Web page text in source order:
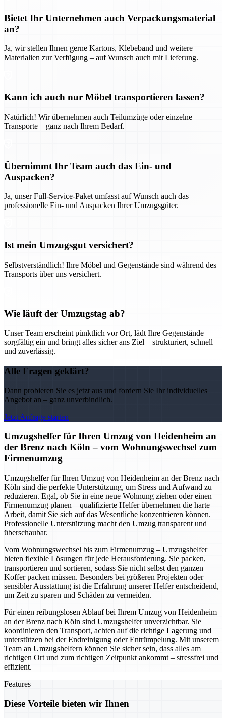
Bietet Ihr Unternehmen auch Verpackungsmaterial
an?
Ja, wir stellen Ihnen gerne Kartons, Klebeband und weitere
Materialien zur Verfügung – auf Wunsch auch mit Lieferung.
Kann ich auch nur Möbel transportieren lassen?
Natürlich! Wir übernehmen auch Teilumzüge oder einzelne
Transporte – ganz nach Ihrem Bedarf.
Übernimmt Ihr Team auch das Ein- und
Auspacken?
Ja, unser Full-Service-Paket umfasst auf Wunsch auch das
professionelle Ein- und Auspacken Ihrer Umzugsgüter.
Ist mein Umzugsgut versichert?
Selbstverständlich! Ihre Möbel und Gegenstände sind während des
Transports über uns versichert.
Wie läuft der Umzugstag ab?
Unser Team erscheint pünktlich vor Ort, lädt Ihre Gegenstände
sorgfältig ein und bringt alles sicher ans Ziel – strukturiert, schnell
und zuverlässig.
Alle Fragen geklärt?
Dann probieren Sie es jetzt aus und fordern Sie Ihr individuelles
Angebot an – ganz unverbindlich.
Jetzt Anfrage starten
Umzugshelfer für Ihren Umzug von Heidenheim an
der Brenz nach Köln – vom Wohnungswechsel zum
Firmenumzug
Umzugshelfer für Ihren Umzug von Heidenheim an der Brenz nach
Köln sind die perfekte Unterstützung, um Stress und Aufwand zu
reduzieren. Egal, ob Sie in eine neue Wohnung ziehen oder einen
Firmenumzug planen – qualifizierte Helfer übernehmen die harte
Arbeit, damit Sie sich auf das Wesentliche konzentrieren können.
Professionelle Unterstützung macht den Umzug transparent und
überschaubar.
Vom Wohnungswechsel bis zum Firmenumzug – Umzugshelfer
bieten flexible Lösungen für jede Herausforderung. Sie packen,
transportieren und sortieren, sodass Sie nicht selbst den ganzen
Koffer packen müssen. Besonders bei größeren Projekten oder
sensibler Ausstattung ist die Erfahrung unserer Helfer entscheidend,
um Zeit zu sparen und Schäden zu vermeiden.
Für einen reibungslosen Ablauf bei Ihrem Umzug von Heidenheim
an der Brenz nach Köln sind Umzugshelfer unverzichtbar. Sie
koordinieren den Transport, achten auf die richtige Lagerung und
unterstützen bei der Endreinigung oder Entrümpelung. Mit unserem
Team an Umzugshelfern können Sie sicher sein, dass alles am
richtigen Ort und zum richtigen Zeitpunkt ankommt – stressfrei und
effizient.
Features
Diese Vorteile bieten wir Ihnen